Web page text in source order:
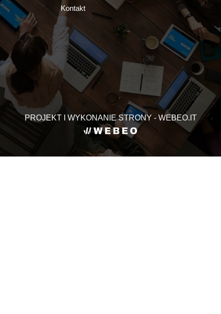
Kontakt
PROJEKT I WYKONANIE STRONY - WEBEO.IT